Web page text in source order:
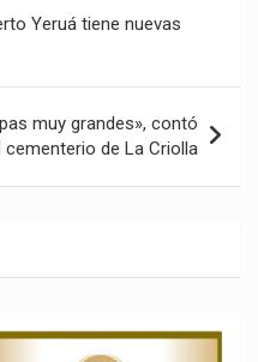
Yeruá tiene nuevas
muy grandes», contó
cementerio de La Criolla